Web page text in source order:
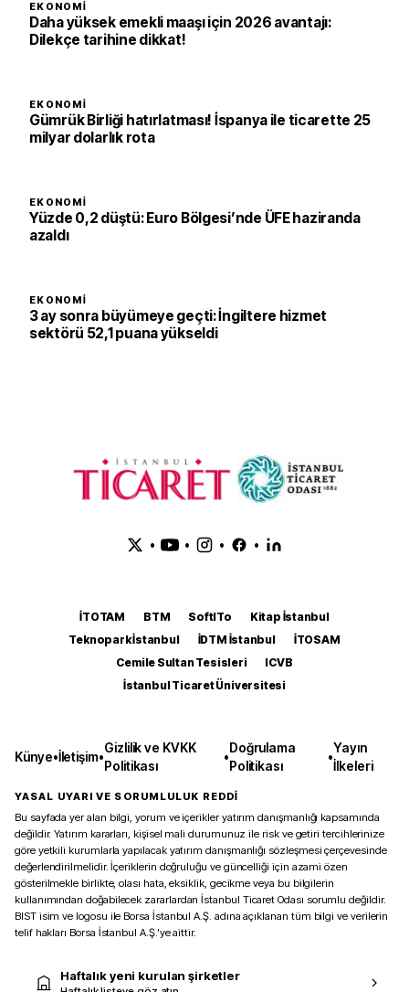
EKONOMI
Daha yüksek emekli maaşı için 2026 avantajı:
Dilekçe tarihine dikkat!
EKONOMI
Gümrük Birliği hatırlatması! İspanya ile ticarette 25
milyar dolarlık rota
EKONOMI
Yüzde 0,2 düştü: Euro Bölgesi’nde ÜFE haziranda
azaldı
EKONOMI
3 ay sonra büyümeye geçti: İngiltere hizmet
sektörü 52,1 puana yükseldi
• • • •
İTOTAM BTM SoftITo
Kitap İstanbul
Teknopark İstanbul
İDTM İstanbul
İTOSAM
Cemile Sultan Tesisleri
ICVB
İstanbul Ticaret Üniversitesi
Künye•İletişim•
Gizlilik ve KVKK
Politikası
•
Doğrulama
Politikası
•
Yayın
İlkeleri
YASAL UYARI VE SORUMLULUK REDDİ
Bu sayfada yer alan bilgi, yorum ve içerikler yatırım danışmanlığı kapsamında
değildir. Yatırım kararları, kişisel mali durumunuz ile risk ve getiri tercihlerinize
göre yetkili kurumlarla yapılacak yatırım danışmanlığı sözleşmesi çerçevesinde
değerlendirilmelidir. İçeriklerin doğruluğu ve güncelliği için azami özen
gösterilmekle birlikte, olası hata, eksiklik, gecikme veya bu bilgilerin
kullanımından doğabilecek zararlardan İstanbul Ticaret Odası sorumlu değildir.
BIST isim ve logosu ile Borsa İstanbul A.Ş. adına açıklanan tüm bilgi ve verilerin
telif hakları Borsa İstanbul A.Ş.’ye aittir.
Haftalık yeni kurulan şirketler